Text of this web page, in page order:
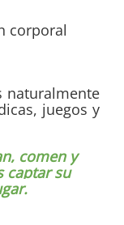
corporal
naturalmente
juegos y
comen y
captar su